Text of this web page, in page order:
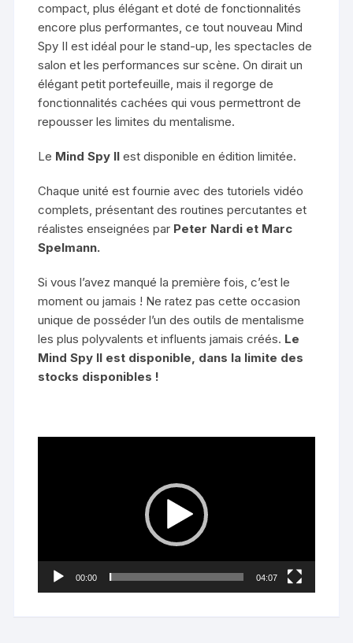
compact, plus élégant et doté de fonctionnalités
encore plus performantes, ce tout nouveau Mind
Spy II est idéal pour le stand-up, les spectacles de
salon et les performances sur scène. On dirait un
élégant petit portefeuille, mais il regorge de
fonctionnalités cachées qui vous permettront de
repousser les limites du mentalisme.
Le Mind Spy II est disponible en édition limitée.
Chaque unité est fournie avec des tutoriels vidéo
complets, présentant des routines percutantes et
réalistes enseignées par Peter Nardi et Marc
Spelmann.
Si vous l’avez manqué la première fois, c’est le
moment ou jamais ! Ne ratez pas cette occasion
unique de posséder l’un des outils de mentalisme
les plus polyvalents et influents jamais créés. Le
Mind Spy II est disponible, dans la limite des
stocks disponibles !
00:00 04:07